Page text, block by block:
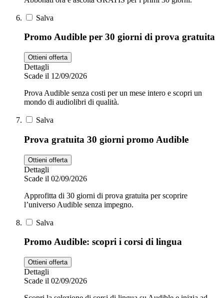
Salva
Promo Audible per 30 giorni di prova gratuita
Ottieni offerta
Dettagli
Scade il 12/09/2026
Prova Audible senza costi per un mese intero e scopri un
mondo di audiolibri di qualità.
Salva
Prova gratuita 30 giorni promo Audible
Ottieni offerta
Dettagli
Scade il 02/09/2026
Approfitta di 30 giorni di prova gratuita per scoprire
l’universo Audible senza impegno.
Salva
Promo Audible: scopri i corsi di lingua
Ottieni offerta
Dettagli
Scade il 02/09/2026